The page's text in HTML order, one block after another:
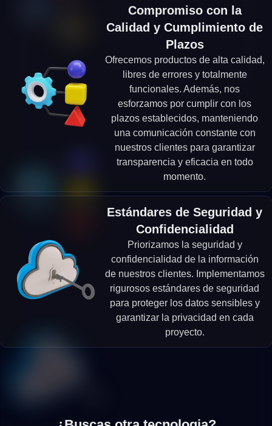
Compromiso con la
Calidad y Cumplimiento de
Plazos
Ofrecemos productos de alta calidad,
libres de errores y totalmente
funcionales. Además, nos
esforzamos por cumplir con los
plazos establecidos, manteniendo
una comunicación constante con
nuestros clientes para garantizar
transparencia y eficacia en todo
momento.
Estándares de Seguridad y
Confidencialidad
Priorizamos la seguridad y
confidencialidad de la información
de nuestros clientes. Implementamos
rigurosos estándares de seguridad
para proteger los datos sensibles y
garantizar la privacidad en cada
proyecto.